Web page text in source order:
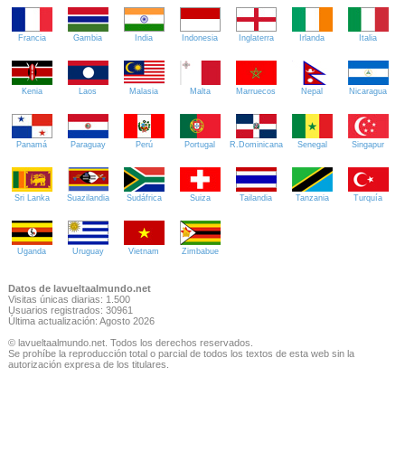
Francia Gambia India Indonesia Inglaterra Irlanda Italia
Kenia Laos Malasia Malta Marruecos Nepal Nicaragua
Panamá Paraguay Perú Portugal R.Dominicana Senegal Singapur
Sri Lanka Suazilandia Sudáfrica Suiza Tailandia Tanzania Turquía
Uganda Uruguay Vietnam Zimbabue
Datos de lavueltaalmundo.net
Visitas únicas diarias: 1.500
Usuarios registrados: 30961
Última actualización: Agosto 2026
© lavueltaalmundo.net. Todos los derechos reservados.
Se prohíbe la reproducción total o parcial de todos los textos de esta web sin la
autorización expresa de los titulares.